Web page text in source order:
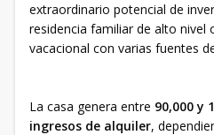
extraordinario potencial de
residencia familiar de alto
vacacional con varias fuentes
La casa genera entre 90,000 y
ingresos de alquiler,